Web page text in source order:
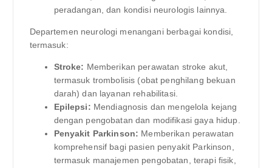
peradangan, dan kondisi neurologis lainnya.
Departemen neurologi menangani berbagai kondisi,
termasuk:
Stroke: Memberikan perawatan stroke akut,
termasuk trombolisis (obat penghilang bekuan
darah) dan layanan rehabilitasi.
Epilepsi: Mendiagnosis dan mengelola kejang
dengan pengobatan dan modifikasi gaya hidup.
Penyakit Parkinson: Memberikan perawatan
komprehensif bagi pasien penyakit Parkinson,
termasuk manajemen pengobatan, terapi fisik,